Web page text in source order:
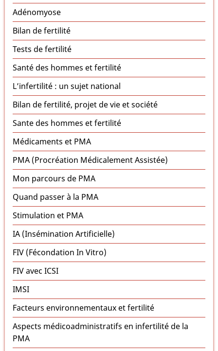
Adénomyose
Bilan de fertilité
Tests de fertilité
Santé des hommes et fertilité
L’infertilité : un sujet national
Bilan de fertilité, projet de vie et société
Sante des hommes et fertilité
Médicaments et PMA
PMA (Procréation Médicalement Assistée)
Mon parcours de PMA
Quand passer à la PMA
Stimulation et PMA
IA (Insémination Artificielle)
FIV (Fécondation In Vitro)
FIV avec ICSI
IMSI
Facteurs environnementaux et fertilité
Aspects médicoadministratifs en infertilité de la
PMA